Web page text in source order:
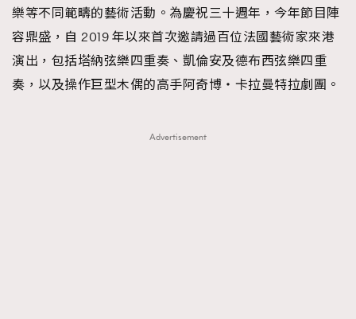
樂等不同範疇的藝術活動。為慶祝三十週年，今年節目陣
容鼎盛，自 2019 年以來首次邀請過百位法國藝術家來港
演出，包括塔納弦樂四重奏、凱倫安及德布西弦樂四重
奏，以及操作巨型木偶的高手阿奇博・卡拉曼特拉劇團。
Advertisement